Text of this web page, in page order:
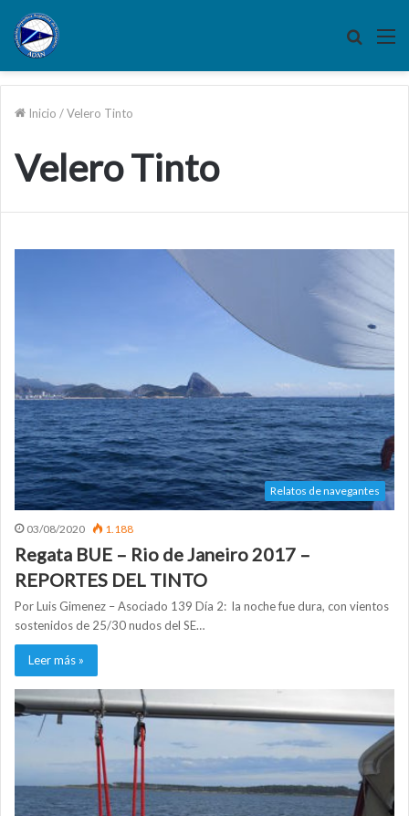
Buscar
Inicio /Velero Tinto
Velero Tinto
Relatos de navegantes
03/08/2020 1.188
Regata BUE – Rio de Janeiro 2017 –
REPORTES DEL TINTO
Por Luis Gimenez – Asociado 139 Día 2: la noche fue dura, con vientos
sostenidos de 25/30 nudos del SE…
Leer más »